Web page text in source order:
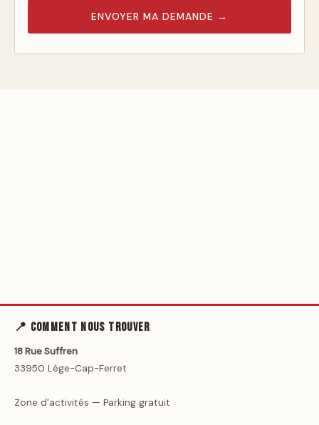
ENVOYER MA DEMANDE →
📍 Comment nous trouver
18 Rue Suffren
33950 Lège-Cap-Ferret
Zone d'activités — Parking gratuit